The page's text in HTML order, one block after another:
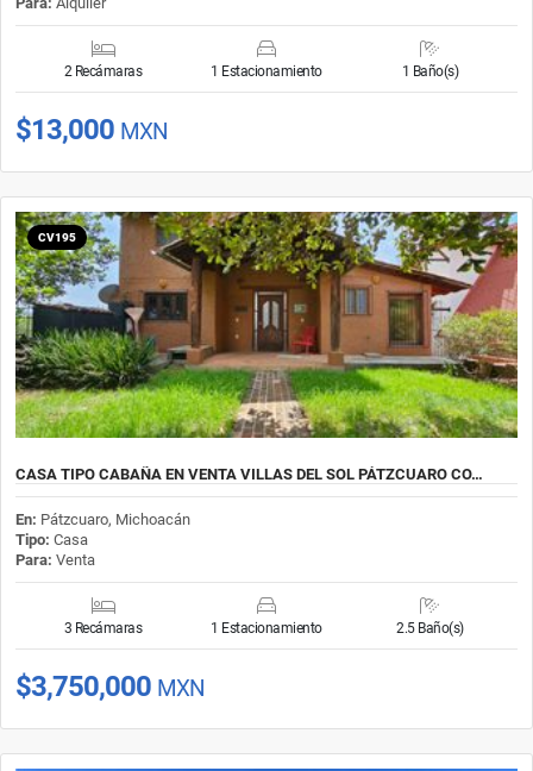
2 Recámaras 1 Estacionamiento 1 Baño(s)
$13,000 MXN
CV195
CASA TIPO CABAÑA EN VENTA VILLAS DEL SOL PÁTZCUARO CO…
En: Pátzcuaro, Michoacán
Tipo: Casa
Para: Venta
3 Recámaras 1 Estacionamiento 2.5 Baño(s)
$3,750,000 MXN